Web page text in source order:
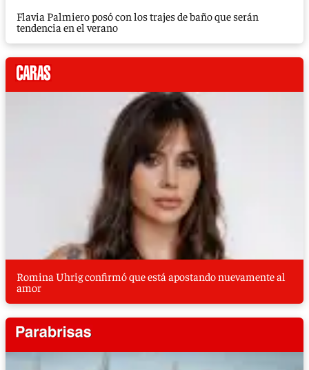
Flavia Palmiero posó con los trajes de baño que serán
tendencia en el verano
Romina Uhrig confirmó que está apostando nuevamente al
amor